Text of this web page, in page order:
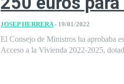
JOSEP HERRERA - 19/01/2022
El Consejo de Ministros ha aprobaba
Acceso a la Vivienda 2022-2025,